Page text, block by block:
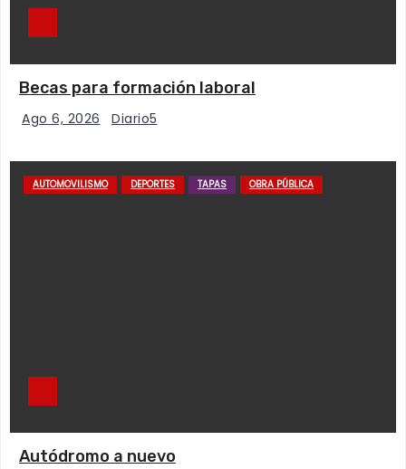
Becas para formación laboral
Ago 6, 2026 Diario5
AUTOMOVILISMO DEPORTES TAPAS OBRA PÚBLICA
Autódromo a nuevo